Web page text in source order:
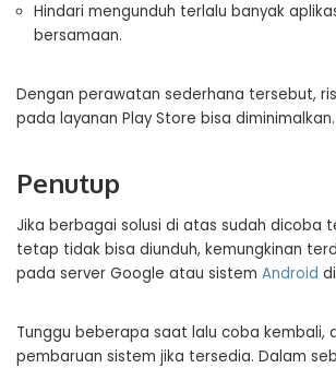
Hindari mengunduh terlalu banyak
bersamaan.
Dengan perawatan sederhana tersebut,
pada layanan Play Store bisa diminimalkan.
Penutup
Jika berbagai solusi di atas sudah dicoba
tetap tidak bisa diunduh, kemungkinan
pada server Google atau sistem Android
Tunggu beberapa saat lalu coba kembali,
pembaruan sistem jika tersedia. Dalam